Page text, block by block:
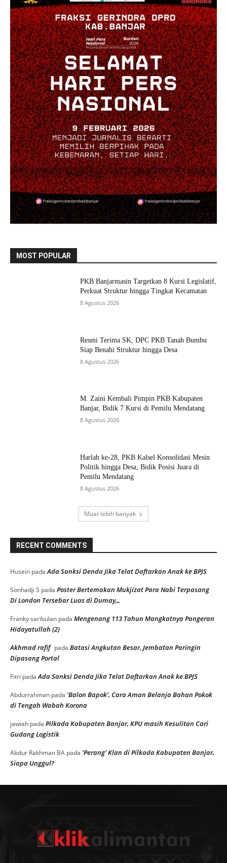
MOST POPULAR
PKB Banjarmasin Targetkan 8 Kursi Legislatif,
Perkuat Struktur hingga Tingkat Kecamatan
8 Agustus 2026
Resmi Terima SK, DPC PKB Tanah Bumbu
Siap Benahi Struktur hingga Desa
8 Agustus 2026
M. Zaini Kembali Pimpin PKB Kabupaten
Banjar, Bidik 7 Kursi di Pemilu Mendatang
8 Agustus 2026
Harlah ke-28, PKB Kalsel Konsolidasi Mesin
Politik hingga Desa, Bidik Posisi Juara di
Pemilu Mendatang
8 Agustus 2026
Muat lebih banyak
RECENT COMMENTS
Husein padaAda Sanksi Denda Jika Telat Daftarkan Anak ke BPJS
Sonhadji S pada Poster Bertemakan Mukjizat Para Nabi Terpasang
Di London Tersebar Luas di Dumay,,,
Franky saribulan pada Mengenang 113 Tahun Mangkatnya Pangeran
Hidayatullah (2)
Akhmad rafif pada Batasi Angkutan Besar, Jembatan Paringin
Dipasang Portal
Fitri padaAda Sanksi Denda Jika Telat Daftarkan Anak ke BPJS
Abdurrahman pada ‘Balon Bapok’, Cara Aman Belanja Bahan Pokok
di Tengah Wabah Korona
jawiah pada Pilkada Kabupaten Banjar, KPU masih Kesulitan Cari
Gudang Logistik
Abdur Rakhman BA pada ‘Perang’ Klan di Pilkada Kabupaten Banjar,
Siapa Unggul?